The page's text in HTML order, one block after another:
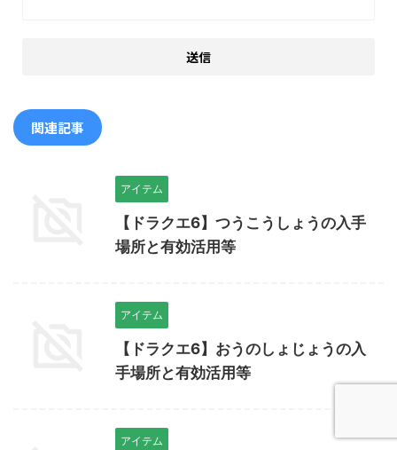
関連記事
アイテム
【ドラクエ6】つうこうしょうの入手
場所と有効活用等
アイテム
【ドラクエ6】おうのしょじょうの入
手場所と有効活用等
アイテム